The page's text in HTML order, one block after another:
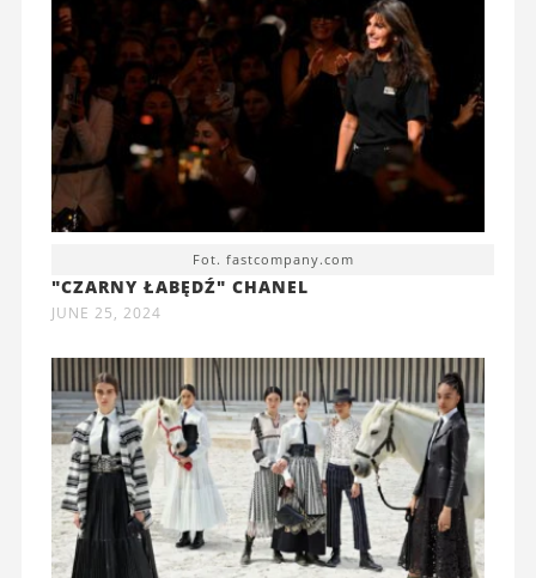
Fot. fastcompany.com
"CZARNY ŁABĘDŹ" CHANEL
JUNE 25, 2024